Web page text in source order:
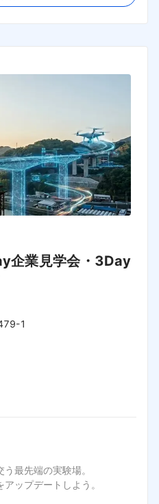
企業見学会・3Day
1
最先端の実験場。
ップデートしよう。